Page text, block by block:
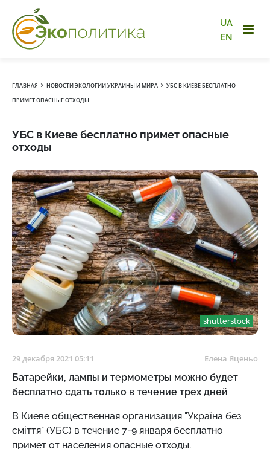
UA
EN
ГЛАВНАЯ › НОВОСТИ ЭКОЛОГИИ УКРАИНЫ И МИРА › УБС В КИЕВЕ БЕСПЛАТНО
ПРИМЕТ ОПАСНЫЕ ОТХОДЫ
УБС в Киеве бесплатно примет опасные
отходы
shutterstock
29 декабря 2021 05:11 Елена Яценьо
Батарейки, лампы и термометры можно будет
бесплатно сдать только в течение трех дней
В Киеве общественная организация "Україна без
сміття" (УБС) в течение 7-9 января бесплатно
примет от населения опасные отходы.